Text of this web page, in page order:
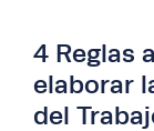
4 Reglas
elaborar
del